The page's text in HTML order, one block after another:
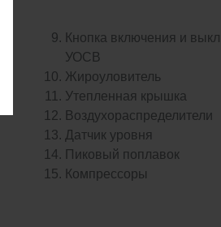
Кнопка включения и
УОСВ
Жироуловитель
Утепленная крышка
Воздухораспределители
Датчик уровня
Пиковый поплавок
Компрессоры